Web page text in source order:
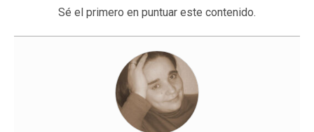
Sé el primero en puntuar este contenido.